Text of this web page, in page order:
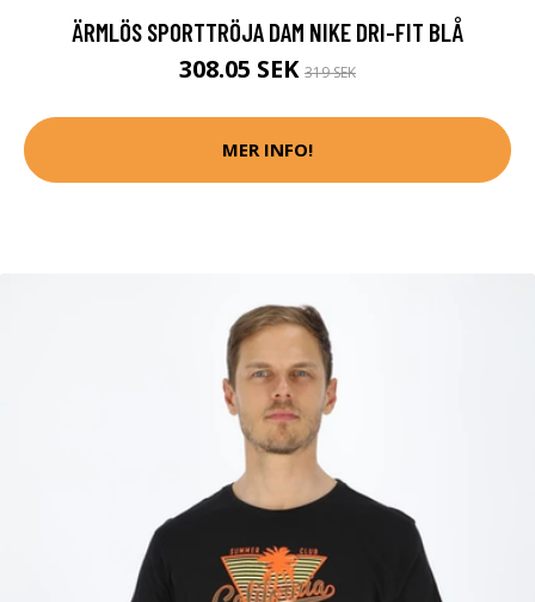
ÄRMLÖS SPORTTRÖJA DAM NIKE DRI-FIT BLÅ
308.05 SEK 319 SEK
MER INFO!